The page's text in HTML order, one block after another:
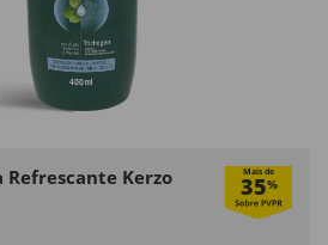
Kerzo Mais de
35%